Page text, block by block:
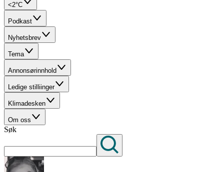
<2°C
Podkast
Nyhetsbrev
Tema
Annonsørinnhold
Ledige stilliinger
Klimadesken
Om oss
Søk